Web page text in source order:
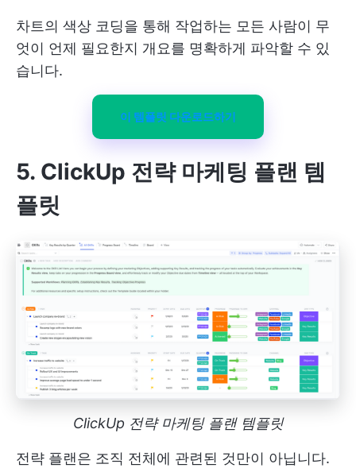
차트의 색상 코딩을 통해 작업하는 모든 사람이 무
엇이 언제 필요한지 개요를 명확하게 파악할 수 있
습니다.
이 템플릿 다운로드하기
5. ClickUp 전략 마케팅 플랜 템
플릿
ClickUp 전략 마케팅 플랜 템플릿
전략 플랜은 조직 전체에 관련된 것만이 아닙니다.